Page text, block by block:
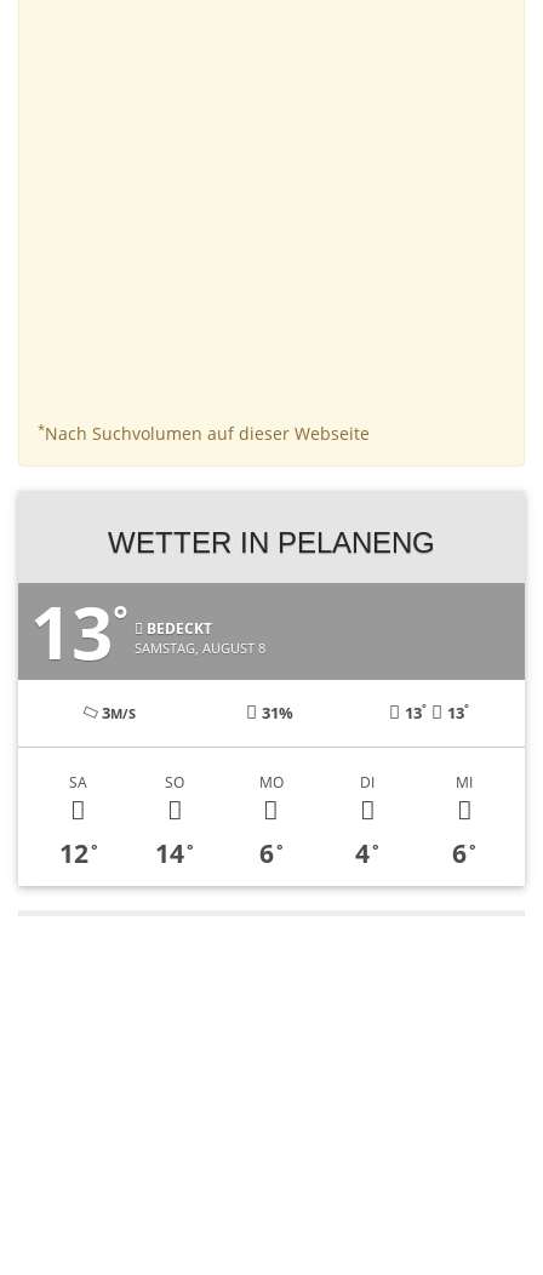
*Nach Suchvolumen auf dieser Webseite
WETTER IN PELANENG
13° BEDECKT
SAMSTAG, AUGUST 8
3M/S 31% 13° 13°
SA
12°
SO
14°
MO
6°
DI
4°
MI
6°